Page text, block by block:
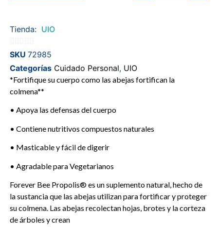
Tienda: UIO
0
de
5
SKU 72985
Categorías Cuidado Personal, UIO
*Fortifique su cuerpo como las abejas fortifican la
colmena**
• Apoya las defensas del cuerpo
• Contiene nutritivos compuestos naturales
• Masticable y fácil de digerir
• Agradable para Vegetarianos
Forever Bee Propolis® es un suplemento natural, hecho de
la sustancia que las abejas utilizan para fortificar y proteger
su colmena. Las abejas recolectan hojas, brotes y la corteza
de árboles y crean